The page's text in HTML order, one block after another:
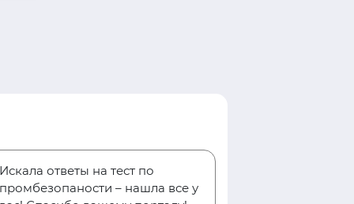
ответы на тест по
– нашла все у